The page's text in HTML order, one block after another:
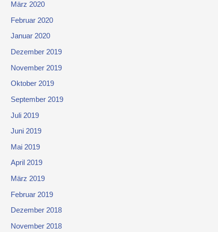
März 2020
Februar 2020
Januar 2020
Dezember 2019
November 2019
Oktober 2019
September 2019
Juli 2019
Juni 2019
Mai 2019
April 2019
März 2019
Februar 2019
Dezember 2018
November 2018